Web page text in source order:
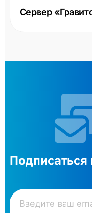
Сервер
Подписаться